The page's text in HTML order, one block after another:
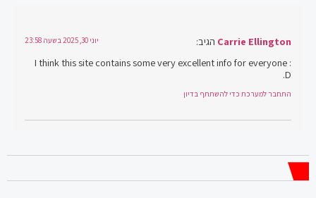
Carrie Ellington הגיב: יוני 30, 2025 בשעה 23:58
I think this site contains some very excellent info for everyone :
D.
התחבר למערכת כדי להשתתף בדיון